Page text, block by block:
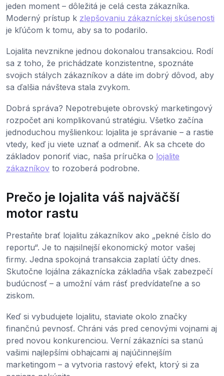
jeden moment – dôležitá je celá cesta zákazníka.
Moderný prístup k zlepšovaniu zákazníckej skúsenosti
je kľúčom k tomu, aby sa to podarilo.
Lojalita nevznikne jednou dokonalou transakciou. Rodí
sa z toho, že prichádzate konzistentne, spoznáte
svojich stálych zákazníkov a dáte im dobrý dôvod, aby
sa ďalšia návšteva stala zvykom.
Dobrá správa? Nepotrebujete obrovský marketingový
rozpočet ani komplikovanú stratégiu. Všetko začína
jednoduchou myšlienkou: lojalita je správanie – a rastie
vtedy, keď ju viete uznať a odmeniť. Ak sa chcete do
základov ponoriť viac, naša príručka o lojalite
zákazníkov to rozoberá podrobne.
Prečo je lojalita váš najväčší
motor rastu
Prestaňte brať lojalitu zákazníkov ako „pekné číslo do
reportu“. Je to najsilnejší ekonomický motor vašej
firmy. Jedna spokojná transakcia zaplatí účty dnes.
Skutočne lojálna zákaznícka základňa však zabezpečí
budúcnosť – a umožní vám rásť predvídateľne a so
ziskom.
Keď si vybudujete lojalitu, staviate okolo značky
finančnú pevnosť. Chráni vás pred cenovými vojnami aj
pred novou konkurenciou. Verní zákazníci sa stanú
vašimi najlepšími obhajcami aj najúčinnejším
marketingom – a vytvoria rastový efekt, ktorý si za